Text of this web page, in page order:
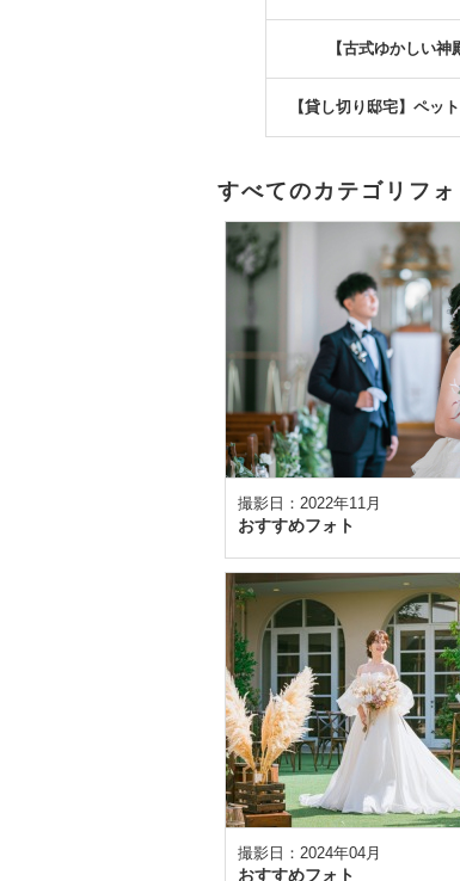
【古式ゆかしい神
【貸し切り邸宅】ペッ
すべてのカテゴリフォ
撮影日：2022年11月
おすすめフォト
撮影日：2024年04月
おすすめフォト